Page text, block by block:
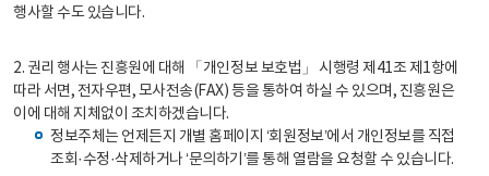
행사할 수도 있습니다.
2. 권리 행사는 진흥원에 대해 「개인정보 보호법」 시행령 제41조 제1항에
따라 서면, 전자우편, 모사전송(FAX) 등을 통하여 하실 수 있으며, 진흥원은
이에 대해 지체없이 조치하겠습니다.
정보주체는 언제든지 개별 홈페이지 ‘회원정보’에서 개인정보를 직접
조회·수정·삭제하거나 ‘문의하기’를 통해 열람을 요청할 수 있습니다.